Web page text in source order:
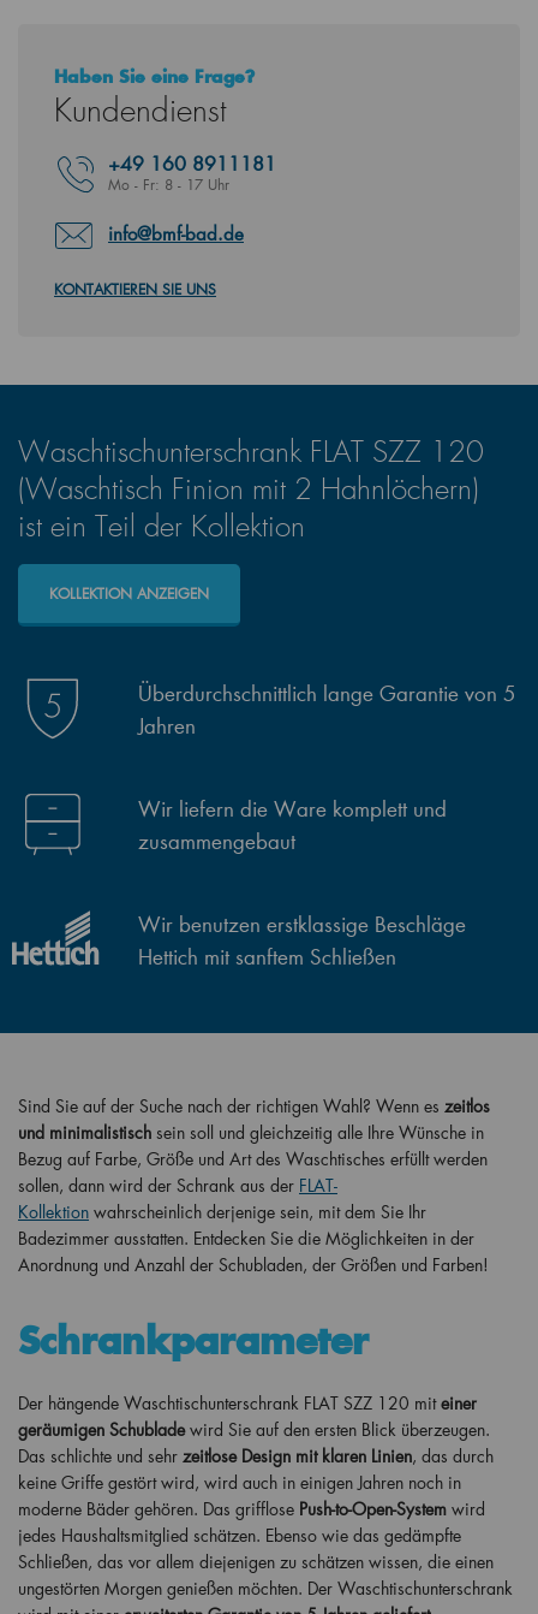
Haben Sie eine Frage?
Kundendienst
+49 160 8911181
Mo - Fr: 8 - 17 Uhr
info@bmf-bad.de
KONTAKTIEREN SIE UNS
Waschtischunterschrank FLAT SZZ 120
(Waschtisch Finion mit 2 Hahnlöchern)
ist ein Teil der Kollektion
KOLLEKTION ANZEIGEN
Überdurchschnittlich lange Garantie von 5
Jahren
Wir liefern die Ware komplett und
zusammengebaut
Wir benutzen erstklassige Beschläge
Hettich mit sanftem Schließen
Sind Sie auf der Suche nach der richtigen Wahl? Wenn es zeitlos
und minimalistisch sein soll und gleichzeitig alle Ihre Wünsche in
Bezug auf Farbe, Größe und Art des Waschtisches erfüllt werden
sollen, dann wird der Schrank aus der FLAT-
Kollektion wahrscheinlich derjenige sein, mit dem Sie Ihr
Badezimmer ausstatten. Entdecken Sie die Möglichkeiten in der
Anordnung und Anzahl der Schubladen, der Größen und Farben!
Schrankparameter
Der hängende Waschtischunterschrank FLAT SZZ 120 mit einer
geräumigen Schublade wird Sie auf den ersten Blick überzeugen.
Das schlichte und sehr zeitlose Design mit klaren Linien, das durch
keine Griffe gestört wird, wird auch in einigen Jahren noch in
moderne Bäder gehören. Das grifflose Push-to-Open-System wird
jedes Haushaltsmitglied schätzen. Ebenso wie das gedämpfte
Schließen, das vor allem diejenigen zu schätzen wissen, die einen
ungestörten Morgen genießen möchten. Der Waschtischunterschrank